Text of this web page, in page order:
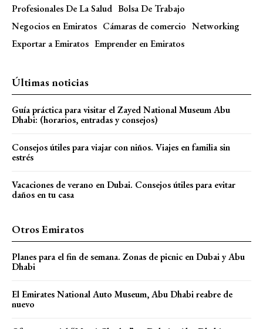
Profesionales De La Salud Bolsa De Trabajo
Negocios en Emiratos Cámaras de comercio Networking
Exportar a Emiratos Emprender en Emiratos
Últimas noticias
Guía práctica para visitar el Zayed National Museum Abu
Dhabi: (horarios, entradas y consejos)
Consejos útiles para viajar con niños. Viajes en familia sin
estrés
Vacaciones de verano en Dubai. Consejos útiles para evitar
daños en tu casa
Otros Emiratos
Planes para el fin de semana. Zonas de picnic en Dubai y Abu
Dhabi
El Emirates National Auto Museum, Abu Dhabi reabre de
nuevo